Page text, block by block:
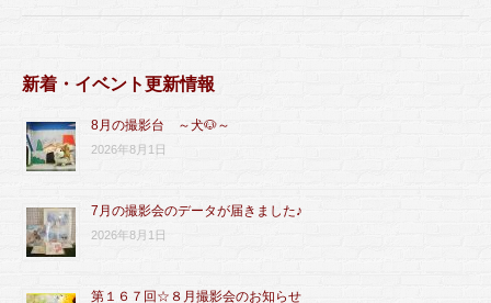
新着・イベント更新情報
8月の撮影台 ～犬🐶～
2026年8月1日
7月の撮影会のデータが届きました♪
2026年8月1日
第１６７回☆８月撮影会のお知らせ